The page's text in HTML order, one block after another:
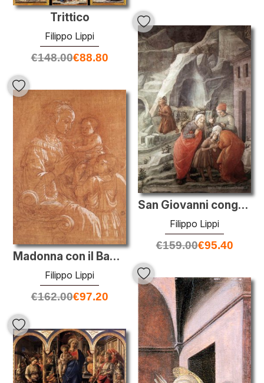
Trittico
Filippo Lippi
€148.00€88.80
San Giovanni congedandosi dai suoi genitori (particolare)
Filippo Lippi
€159.00€95.40
Madonna con il Bambino e due Angeli
Filippo Lippi
€162.00€97.20